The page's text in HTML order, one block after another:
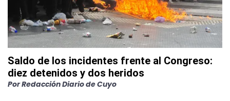
Saldo de los incidentes frente al Congreso:
diez detenidos y dos heridos
PorRedacción Diario de Cuyo